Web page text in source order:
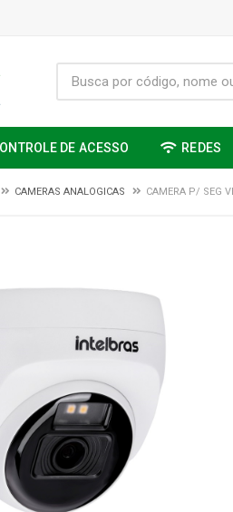
DE ACESSO REDES
CAMERAS ANALOGICAS CAMERA P/ SEG